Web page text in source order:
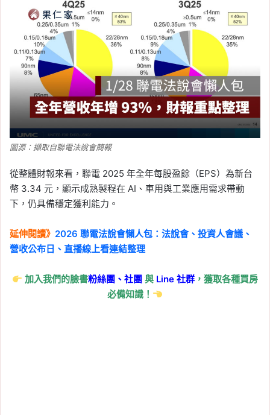
圖源：擷取自聯電法說會簡報
從整體財報來看，聯電 2025 年全年每股盈餘（EPS）為新台
幣 3.34 元，顯示成熟製程在 AI、車用與工業應用需求帶動
下，仍具備穩定獲利能力。
延伸閱讀》 2026 聯電法說會懶人包：法說會、投資人會議、
營收公布日、直播線上看連結整理
加入我們的臉書粉絲團、社團與 Line社群 ，獲取各種買房
必備知識！